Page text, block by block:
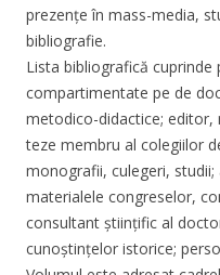
prezențe în mass-media,
bibliografie.
Lista bibliografică cuprinde
compartimentate pe de
metodico-didactice;
teze membru al colegiilor
monografii, culegeri,
materialele congreselor,
consultant științific al
cunoștințelor istorice;